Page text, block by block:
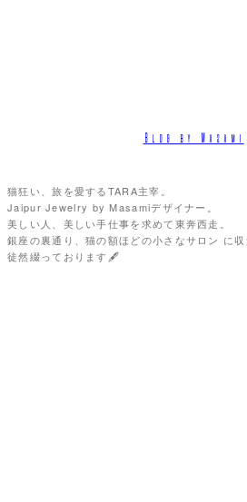
Blog by Masami
猫狂い、旅を愛するTARA主宰。
Jaipur Jewelry by Masamiデザイナー。
美しい人、美しい手仕事を求めて東奔西走。
銀座の裏通り、猫の額ほどの小さなサロン に
徒然綴っております🖋